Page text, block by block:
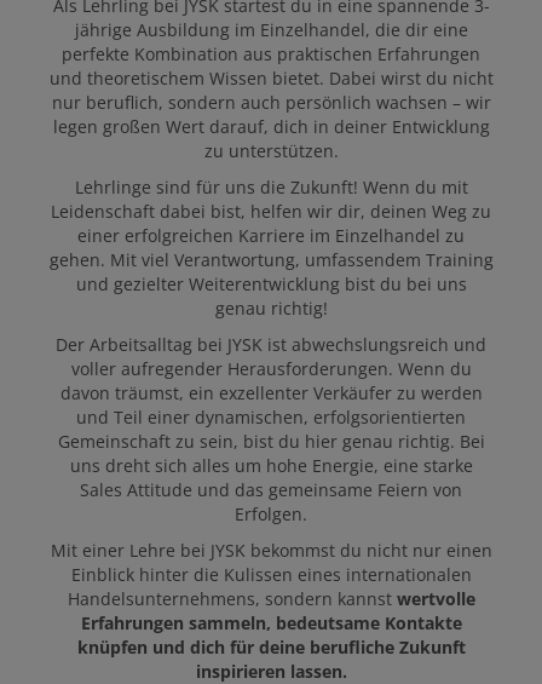
ARBEITGEBER
JETZT BEWERBEN
Als Lehrling bei JYSK startest du in eine spannende 3-
jährige Ausbildung im Einzelhandel, die dir eine
perfekte Kombination aus praktischen Erfahrungen
und theoretischem Wissen bietet. Dabei wirst du nicht
nur beruflich, sondern auch persönlich wachsen – wir
legen großen Wert darauf, dich in deiner Entwicklung
zu unterstützen.
Lehrlinge sind für uns die Zukunft! Wenn du mit
Leidenschaft dabei bist, helfen wir dir, deinen Weg zu
einer erfolgreichen Karriere im Einzelhandel zu
gehen. Mit viel Verantwortung, umfassendem Training
und gezielter Weiterentwicklung bist du bei uns
genau richtig!
Der Arbeitsalltag bei JYSK ist abwechslungsreich und
voller aufregender Herausforderungen. Wenn du
davon träumst, ein exzellenter Verkäufer zu werden
und Teil einer dynamischen, erfolgsorientierten
Gemeinschaft zu sein, bist du hier genau richtig. Bei
uns dreht sich alles um hohe Energie, eine starke
Sales Attitude und das gemeinsame Feiern von
Erfolgen.
Mit einer Lehre bei JYSK bekommst du nicht nur einen
Einblick hinter die Kulissen eines internationalen
Handelsunternehmens, sondern kannst wertvolle
Erfahrungen sammeln, bedeutsame Kontakte
knüpfen und dich für deine berufliche Zukunft
inspirieren lassen.